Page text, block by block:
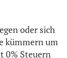
oder sich
kümmern um
0% Steuern